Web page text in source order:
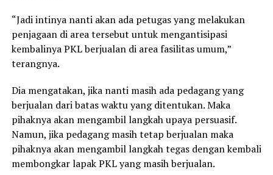
“Jadi intinya nanti akan ada petugas yang melakukan
penjagaan di area tersebut untuk mengantisipasi
kembalinya PKL berjualan di area fasilitas umum,”
terangnya.
Dia mengatakan, jika nanti masih ada pedagang yang
berjualan dari batas waktu yang ditentukan. Maka
pihaknya akan mengambil langkah upaya persuasif.
Namun, jika pedagang masih tetap berjualan maka
pihaknya akan mengambil langkah tegas dengan kembali
membongkar lapak PKL yang masih berjualan.